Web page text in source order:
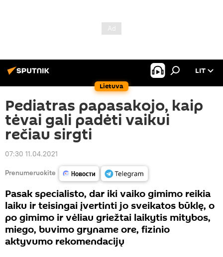
Lietuva
LIT
Pediatras papasakojo, kaip
tėvai gali padėti vaikui
rečiau sirgti
07:30 11.04.2021
Prenumeruokite
Pasak specialisto, dar iki vaiko gimimo reikia
laiku ir teisingai įvertinti jo sveikatos būklę, o
po gimimo ir vėliau griežtai laikytis mitybos,
miego, buvimo gryname ore, fizinio
aktyvumo rekomendacijų